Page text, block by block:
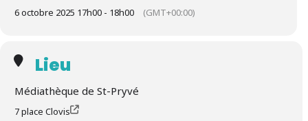
6 octobre 2025 17h00 - 18h00 (GMT+00:00)
Lieu
Médiathèque de St-Pryvé
7 place Clovis